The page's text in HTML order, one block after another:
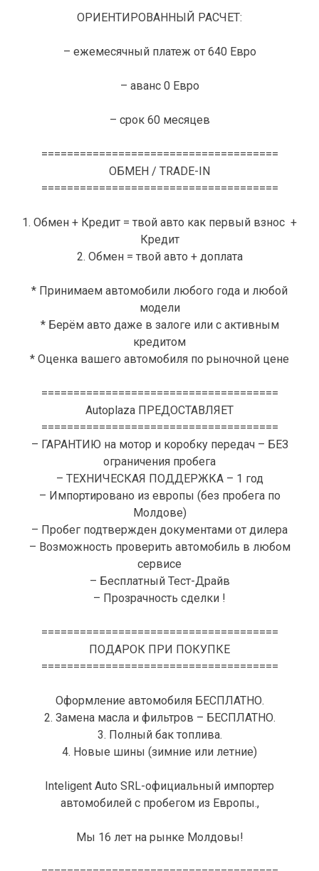
ОРИЕНТИРОВАННЫЙ РАСЧЕТ:
– ежемесячный платеж от 640 Евро
– аванс 0 Евро
– срок 60 месяцев
=====================================
ОБМЕН / TRADE-IN
=====================================
1. Обмен + Кредит = твой авто как первый взнос +
Кредит
2. Обмен = твой авто + доплата
* Принимаем автомобили любого года и любой
модели
* Берём авто даже в залоге или с активным
кредитом
* Оценка вашего автомобиля по рыночной цене
=====================================
Autoplaza ПРЕДОСТАВЛЯЕТ
=====================================
– ГАРАНТИЮ на мотор и коробку передач – БЕЗ
ограничения пробега
– ТЕХНИЧЕСКАЯ ПОДДЕРЖКА – 1 год
– Импортировано из европы (без пробега по
Молдове)
– Пробег подтвержден документами от дилера
– Возможность проверить автомобиль в любом
сервисе
– Бесплатный Тест-Драйв
– Прозрачность сделки !
=====================================
ПОДАРОК ПРИ ПОКУПКЕ
=====================================
Оформление автомобиля БЕСПЛАТНО.
2. Замена масла и фильтров – БЕСПЛАТНО.
3. Полный бак топлива.
4. Новые шины (зимние или летние)
Inteligent Auto SRL-официальный импортер
автомобилей с пробегом из Европы.,
Мы 16 лет на рынке Молдовы!